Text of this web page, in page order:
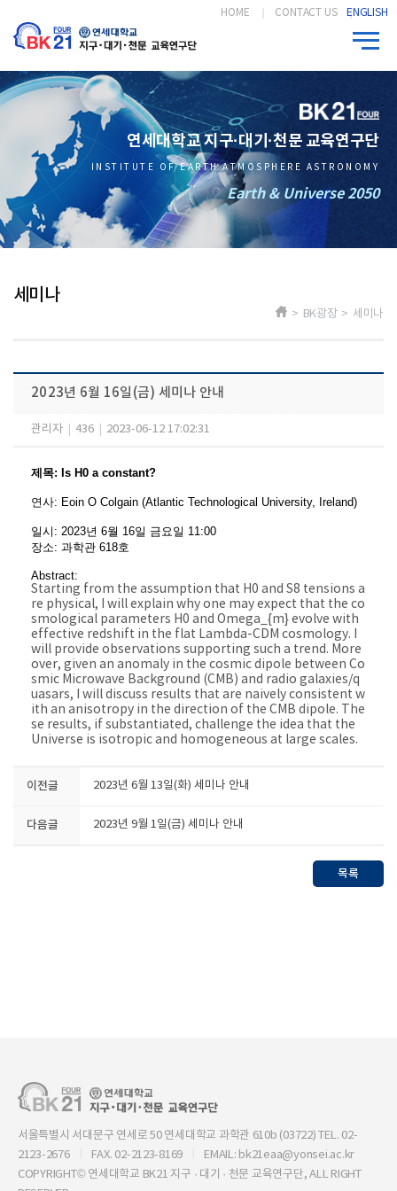
HOME CONTACT US ENGLISH
연세대학교 지구·대기·천문 교육연구단
INSTITUTE OF EARTH ATMOSPHERE ASTRONOMY
Earth & Universe 2050
세미나
> BK광장 > 세미나
2023년 6월 16일(금) 세미나 안내
관리자 436 2023-06-12 17:02:31
제목: Is H0 a constant?
연사: Eoin O Colgain (Atlantic Technological University, Ireland)
일시 : 2023년 6월 16일 금요일 11:00
장소: 과학관 618호
Abstract:
Starting from the assumption that H0 and S8 tensions a
re physical, I will explain why one may expect that the co
smological parameters H0 and Omega_{m} evolve with
effective redshift in the flat Lambda-CDM cosmology. I
will provide observations supporting such a trend. More
over, given an anomaly in the cosmic dipole between Co
smic Microwave Background (CMB) and radio galaxies/q
uasars, I will discuss results that are naively consistent w
ith an anisotropy in the direction of the CMB dipole. The
se results, if substantiated, challenge the idea that the
Universe is isotropic and homogeneous at large scales.
이전글 2023년 6월 13일(화) 세미나 안내
다음글 2023년 9월 1일(금) 세미나 안내
목록
서울특별시 서대문구 연세로 50 연세대학교 과학관 610b (03722) TEL. 02-
2123-2676
FAX. 02-2123-8169
EMAIL: bk21eaa@yonsei.ac.kr
COPYRIGHT© 연세대학교 BK21 지구 · 대기 · 천문 교육연구단, ALL RIGHT